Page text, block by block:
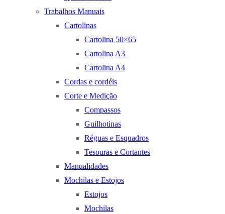
Trabalhos Manuais
Cartolinas
Cartolina 50×65
Cartolina A3
Cartolina A4
Cordas e cordéis
Corte e Medição
Compassos
Guilhotinas
Réguas e Esquadros
Tesouras e Cortantes
Manualidades
Mochilas e Estojos
Estojos
Mochilas